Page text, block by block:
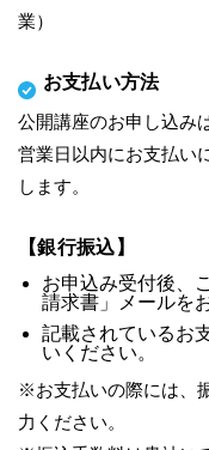
業）
お支払い方法
公開講座のお申し込み
営業日以内にお支払い
します。
【銀行振込】
お申込み受付後、
請求書」メールを
記載されているお
いください。
※お支払いの際には、
力ください。